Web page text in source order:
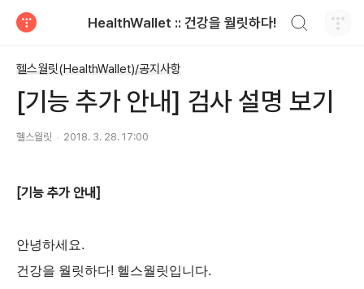
HealthWallet :: 건강을 월릿하다!
헬스월릿(HealthWallet)/공지사항
[기능 추가 안내] 검사 설명 보기
헬스월릿 2018. 3. 28. 17:00
[기능 추가 안내]
안녕하세요.
건강을 월릿하다! 헬스월릿입니다.